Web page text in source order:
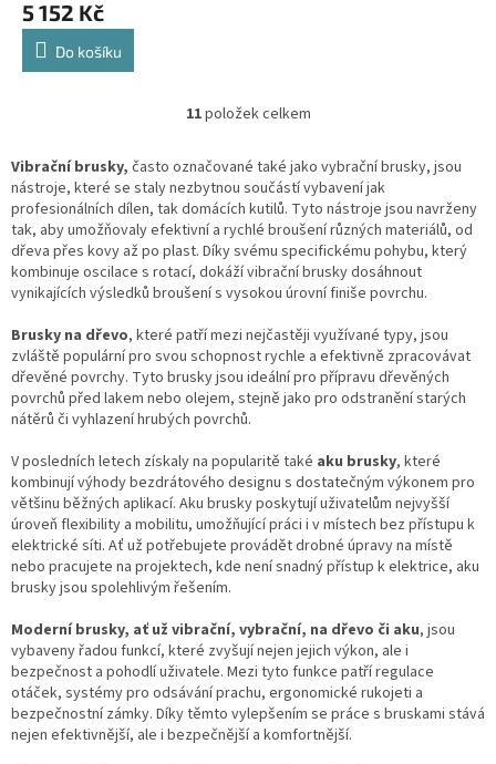
5 152 Kč
Do košíku
O
l
á
d
a
c
í
p
v
k
y
v
ý
i
s
u
11položek celkem
Vibrační brusky, často označované také jako vybrační brusky, jsou
nástroje, které se staly nezbytnou součástí vybavení jak
profesionálních dílen, tak domácích kutilů. Tyto nástroje jsou navrženy
tak, aby umožňovaly efektivní a rychlé broušení různých materiálů, od
dřeva přes kovy až po plast. Díky svému specifickému pohybu, který
kombinuje oscilace s rotací, dokáží vibrační brusky dosáhnout
vynikajících výsledků broušení s vysokou úrovní finiše povrchu.
Brusky na dřevo, které patří mezi nejčastěji využívané typy, jsou
zvláště populární pro svou schopnost rychle a efektivně zpracovávat
dřevěné povrchy. Tyto brusky jsou ideální pro přípravu dřevěných
povrchů před lakem nebo olejem, stejně jako pro odstranění starých
nátěrů či vyhlazení hrubých povrchů.
V posledních letech získaly na popularitě také aku brusky, které
kombinují výhody bezdrátového designu s dostatečným výkonem pro
většinu běžných aplikací. Aku brusky poskytují uživatelům nejvyšší
úroveň flexibility a mobilitu, umožňující práci i v místech bez přístupu k
elektrické síti. Ať už potřebujete provádět drobné úpravy na místě
nebo pracujete na projektech, kde není snadný přístup k elektrice, aku
brusky jsou spolehlivým řešením.
Moderní brusky, ať už vibrační, vybrační, na dřevo či aku, jsou
vybaveny řadou funkcí, které zvyšují nejen jejich výkon, ale i
bezpečnost a pohodlí uživatele. Mezi tyto funkce patří regulace
otáček, systémy pro odsávání prachu, ergonomické rukojeti a
bezpečnostní zámky. Díky těmto vylepšením se práce s bruskami stává
nejen efektivnější, ale i bezpečnější a komfortnější.